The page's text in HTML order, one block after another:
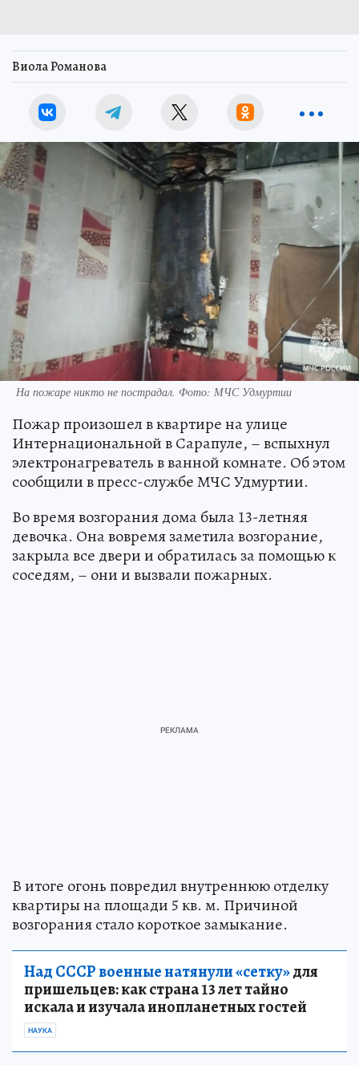
Виола Романова
На пожаре никто не пострадал. Фото: МЧС Удмуртии
Пожар произошел в квартире на улице
Интернациональной в Сарапуле, – вспыхнул
электронагреватель в ванной комнате. Об этом
сообщили в пресс-службе МЧС Удмуртии.
Во время возгорания дома была 13-летняя
девочка. Она вовремя заметила возгорание,
закрыла все двери и обратилась за помощью к
соседям, – они и вызвали пожарных.
В итоге огонь повредил внутреннюю отделку
квартиры на площади 5 кв. м. Причиной
возгорания стало короткое замыкание.
Над СССР военные натянули «сетку»для
пришельцев: как страна 13 лет тайно
искала и изучала инопланетных гостей
НАУКА